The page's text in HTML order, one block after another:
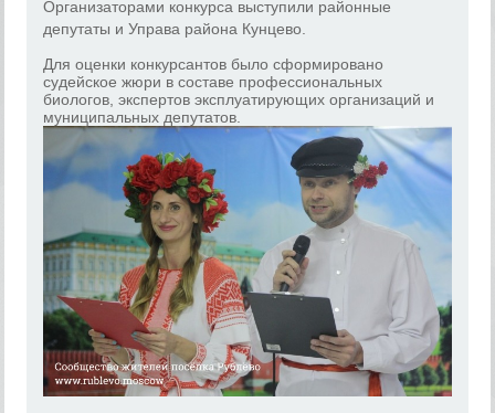
Организаторами конкурса выступили районные
депутаты и Управа района Кунцево.
Для оценки конкурсантов было сформировано
судейское жюри в составе профессиональных
биологов, экспертов эксплуатирующих организаций и
муниципальных депутатов.